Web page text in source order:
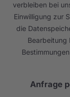
verbleiben bei
Einwilligung zur
die
Bearbeitung
Anfrage